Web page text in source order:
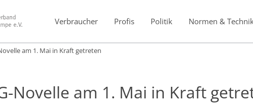
Verbraucher
Profis Politik Normen &
am 1. Mai in Kraft getreten
Novelle am 1. Mai in Kraft